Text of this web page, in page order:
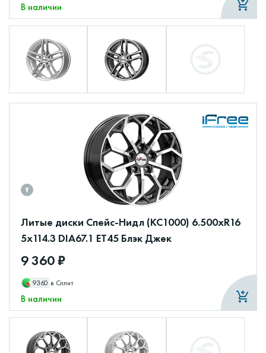
В наличии
Литые диски Спейс-Нидл (КС1000) 6.500xR16
5x114.3 DIA67.1 ET45 Блэк Джек
9 360 ₽
9360 в Сплит
В наличии